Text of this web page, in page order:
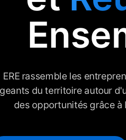
ERE rassemble les
du territoire autour
des opportunités grâce